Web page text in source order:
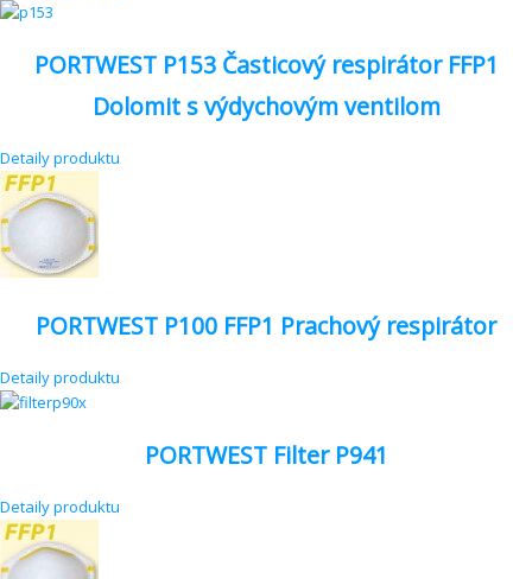
PORTWEST P153 Časticový respirátor FFP1
Dolomit s výdychovým ventilom
Detaily produktu
PORTWEST P100 FFP1 Prachový respirátor
Detaily produktu
PORTWEST Filter P941
Detaily produktu